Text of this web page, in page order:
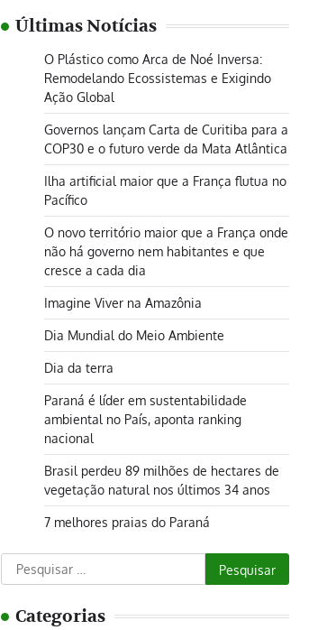
Últimas Notícias
O Plástico como Arca de Noé Inversa:
Remodelando Ecossistemas e Exigindo
Ação Global
Governos lançam Carta de Curitiba para a
COP30 e o futuro verde da Mata Atlântica
Ilha artificial maior que a França flutua no
Pacífico
O novo território maior que a França onde
não há governo nem habitantes e que
cresce a cada dia
Imagine Viver na Amazônia
Dia Mundial do Meio Ambiente
Dia da terra
Paraná é líder em sustentabilidade
ambiental no País, aponta ranking
nacional
Brasil perdeu 89 milhões de hectares de
vegetação natural nos últimos 34 anos
7 melhores praias do Paraná
Pesquisar
por:
Categorias